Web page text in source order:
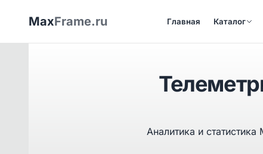
MaxFrame.ru Главная Каталог
Аналитика и